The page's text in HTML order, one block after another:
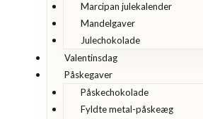
Marcipan julekalender
Mandelgaver
Julechokolade
Valentinsdag
Påskegaver
Påskechokolade
Fyldte metal-påskeæg